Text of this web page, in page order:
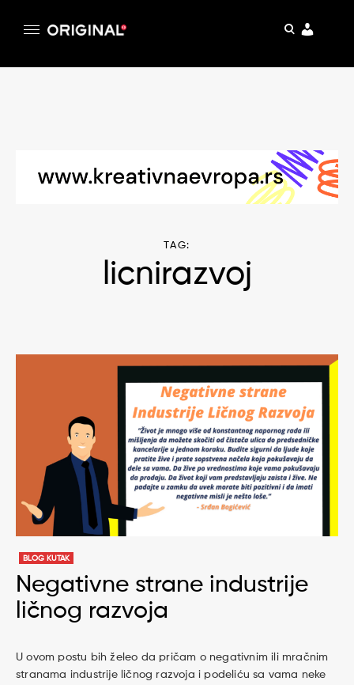
pretraga
TAG:
licnirazvoj
BLOG KUTAK
Negativne strane industrije
ličnog razvoja
U ovom postu bih želeo da pričam o negativnim ili mračnim
stranama industrije ličnog razvoja i podeliću sa vama neke